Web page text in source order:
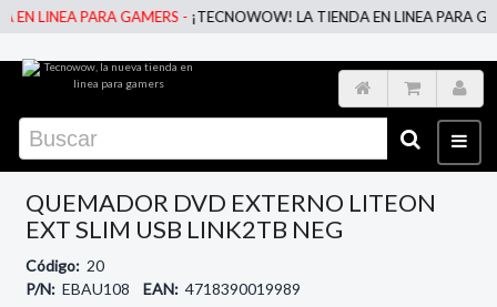
LINEA PARA GAMERS -¡TECNOWOW! LA TIENDA EN LINEA PARA
QUEMADOR DVD EXTERNO LITEON
EXT SLIM USB LINK2TB NEG
Código: 20
P/N: EBAU108 EAN: 4718390019989